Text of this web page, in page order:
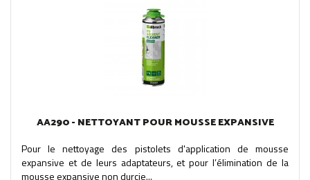
AA290 - NETTOYANT POUR MOUSSE EXPANSIVE
Pour le nettoyage des pistolets d'application de mousse
expansive et de leurs adaptateurs, et pour l’élimination de la
mousse expansive non durcie...